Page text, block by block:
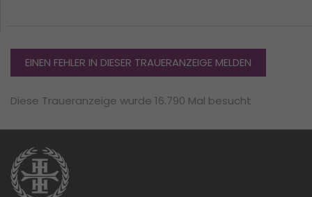
EINEN FEHLER IN DIESER TRAUERANZEIGE MELDEN
Diese Traueranzeige wurde 16.790 Mal besucht